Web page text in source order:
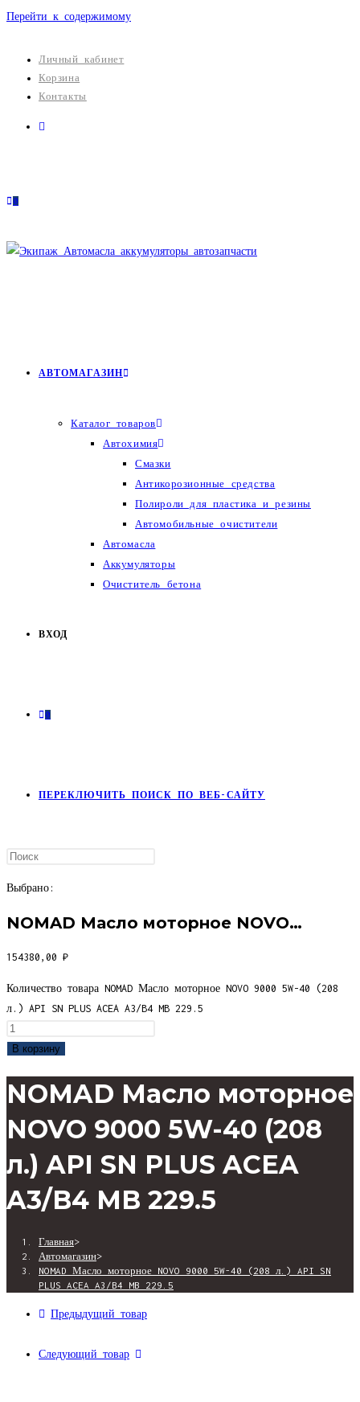
Перейти к содержимому
Личный кабинет
Корзина
Контакты
0
АВТОМАГАЗИН
Каталог товаров
Автохимия
Смазки
Антикорозионные средства
Полироли для пластика и резины
Автомобильные очистители
Автомасла
Аккумуляторы
Очиститель бетона
ВХОД
0
ПЕРЕКЛЮЧИТЬ ПОИСК ПО ВЕБ-САЙТУ
Выбрано:
NOMAD Масло моторное NOVO…
154380,00 ₽
Количество товара NOMAD Масло моторное NOVO 9000 5W-40 (208
л.) API SN PLUS ACEA A3/B4 MB 229.5
В корзину
NOMAD Масло моторное
NOVO 9000 5W-40 (208
л.) API SN PLUS ACEA
A3/B4 MB 229.5
Главная>
Автомагазин>
NOMAD Масло моторное NOVO 9000 5W-40 (208 л.) API SN
PLUS ACEA A3/B4 MB 229.5
Предыдущий товар
Следующий товар